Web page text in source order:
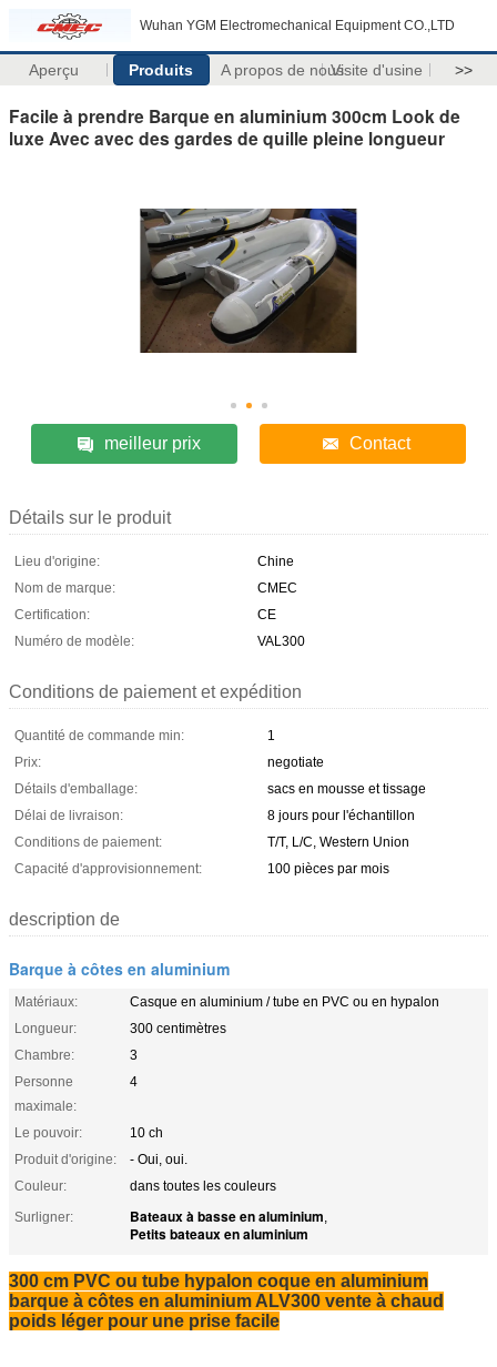
Wuhan YGM Electromechanical Equipment CO.,LTD
Aperçu Produits A propos de nousVisite d'usine >>
Facile à prendre Barque en aluminium 300cm Look de
luxe Avec avec des gardes de quille pleine longueur
meilleur prix Contact
Détails sur le produit
Lieu d'origine:
Chine
Nom de marque:
CMEC
Certification:
CE
Numéro de modèle:
VAL300
Conditions de paiement et expédition
Quantité de commande min:
1
Prix:
negotiate
Détails d'emballage:
sacs en mousse et tissage
Délai de livraison:
8 jours pour l'échantillon
Conditions de paiement:
T/T, L/C, Western Union
Capacité d'approvisionnement:
100 pièces par mois
description de
Barque à côtes en aluminium
Matériaux:
Casque en aluminium / tube en PVC ou en hypalon
Longueur:
300 centimètres
Chambre:
3
Personne
maximale:
4
Le pouvoir:
10 ch
Produit d'origine:
- Oui, oui.
Couleur:
dans toutes les couleurs
Surligner:
Bateaux à basse en aluminium,
Petits bateaux en aluminium
300 cm PVC ou tube hypalon coque en aluminium
barque à côtes en aluminium ALV300 vente à chaud
poids léger pour une prise facile